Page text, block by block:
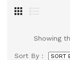
Showing
Sort By :